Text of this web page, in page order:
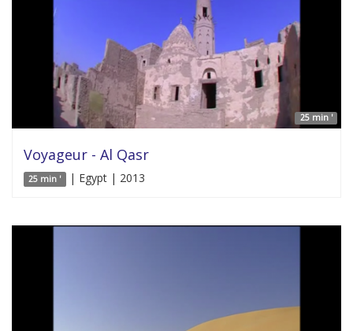
25 min '
Voyageur - Al Qasr
25 min ' | Egypt | 2013